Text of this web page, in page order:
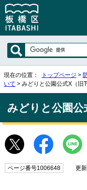
現在の位置： トップページ >
いて > みどりと公園公式X（旧
みどりと公園公
ページ番号1006648 更新